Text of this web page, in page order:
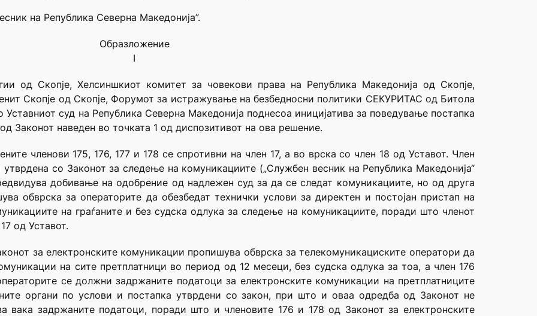
на Република Северна Македонија”.
Образложение
I
од Скопје, Хелсиншкиот комитет за човекови права на Република Македонија од Скопје,
Скопје од Скопје, Форумот за истражување на безбедносни политики СЕКУРИТАС од Битола
суд на Република Северна Македонија поднесоа иницијатива за поведување постапка
Законот наведен во точката 1 од диспозитивот на ова решение.
членови 175, 176, 177 и 178 се спротивни на член 17, а во врска со член 18 од Уставот. Член
со Законот за следење на комуникациите („Службен весник на Република Македонија“
добивање на одобрение од надлежен суд за да се следат комуникациите, но од друга
обврска за операторите да обезбедат технички услови за директен и постојан пристап на
на граѓаните и без судска одлука за следење на комуникациите, поради што членот
од Уставот.
за електронските комуникации пропишува обврска за телекомуникациските оператори да
на сите претплатници во период од 12 месеци, без судска одлука за тоа, а член 176
се должни задржаните податоци за електронските комуникации на претплатниците
органи по услови и постапка утврдени со закон, при што и оваа одредба од Законот не
вака задржаните податоци, поради што и членовите 176 и 178 од Законот за електронските